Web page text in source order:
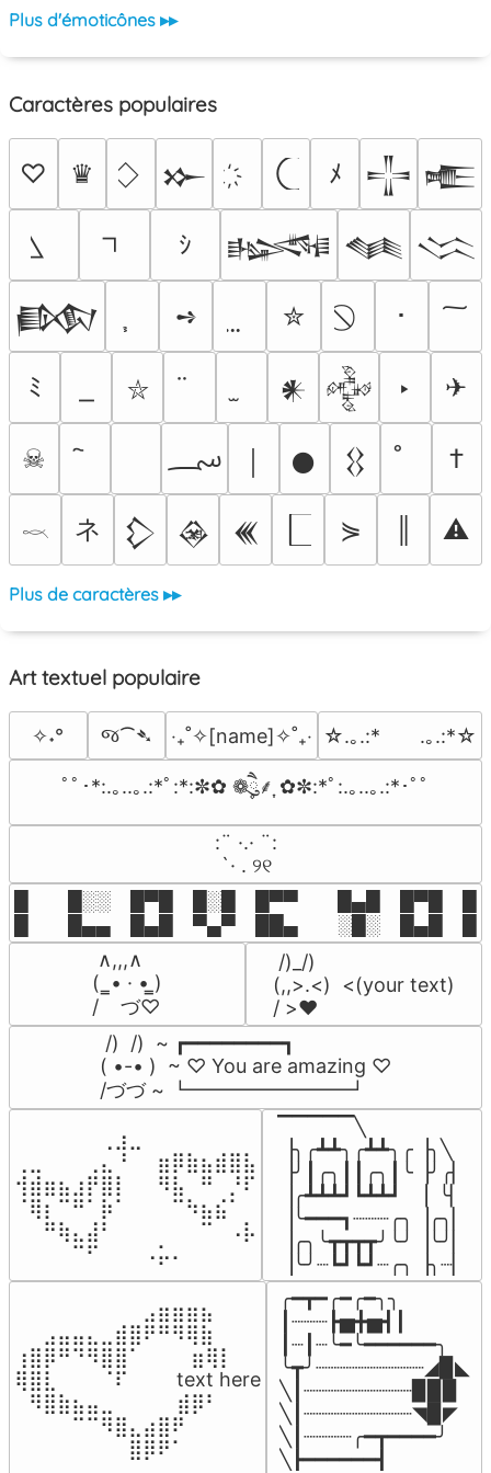
Plus d'émoticônes ▸▸
Caractères populaires
♡ ♛ 𒁍 ﾒ 𒋲 𒍫
ｼ 𒈙 𒈝 𒈱
𒁃 ➺ ✮ ･
ﾐ ⛥ 𒀭 𒅒 ‣ ✈
☠ ؄ 𒊹 𒌐 †
𓎖 ネ 𒁷 𒊲 𒌍 ⋟ ⚠
Plus de caractères ▸▸
Art textuel populaire
✧˖° જ⁀➴ ‎‧₊˚✧[name]✧˚₊‧ ☆.｡.:*　　.｡.:*☆
ﾟﾟ･*:.｡..｡.:*ﾟ:*:✼✿ ❁ཻུ۪۪⸙͎ ✿✼:*ﾟ:.｡..｡.:*･ﾟﾟ
⠀:¨ ·.· ¨:⠀
⠀ `· . ୨୧⠀
█  █░░ █▀█ █░█ █▀▀  █▄█ █▀█
█  █▄▄ █▄█ ▀▄▀ ██▄  ░█░ █▄█
∧,,,∧
(  ̳• · • ̳)
/    づ♡
/)_/)
(,,>.<)  <(your text)
/ >❤️
/)  /)  ~ ┏━━━━━━━━┓
( •-• )  ~ ♡ You are amazing ♡
/づづ ~ ┗━━━━━━━━┛
⠀⠀⠀⠀⠀⠀⢀⣰⣀⠀⠀⠀⠀⠀⠀⠀⠀
⢀⣀⠀⠀⠀⢀⣄⠘⠀⠀⣶⡿⣷⣦⣾⣿⣧
⢺⣾⣶⣦⣰⡟⣿⡇⠀⠀⠻⣧⠀⠛⠀⡘⠏
⠈⢿⡆⠉⠛⠁⡷⠁⠀⠀⠀⠉⠳⣦⣮⠁⠀
⠀⠀⠛⢷⣄⣼⠃⠀⠀⠀⠀⠀⠀⠉⠀⠠⡧
⠀⠀⠀⠀⠉⠋⠀⠀⠀⠠⡥⠄⠀⠀⠀⠀⠀
▔▔▔▔▔╲
▕╮╭┻┻╮╭┻┻╮╭▕╮╲
▕╯┃╭╮┃┃╭╮┃╰▕╯╭▏
▕╭┻┻┻┛┗┻┻┛  ▕  ╰▏
▕╰━━━┓┈┈┈╭╮▕╭╮▏
▕╭╮╰┳┳┳┳╯╰╯▕╰╯▏
▕╰╯┈┗┛┗┛┈╭╮▕╮┈▏
⠀⠀⠀⠀⠀⠀⠀⠀⠀⣠⣶⣶⣶⣦⠀⠀
⠀⠀⣠⣤⣤⣄⣀⣾⣿⠟⠛⠻⢿⣷⠀
⢰⣿⡿⠛⠙⠻⣿⣿⠁⠀⠀ ⠀⣶⢿⡇
⢿⣿⣇⠀⠀⠀⠈⠏⠀⠀⠀ text here
⠀⠻⣿⣷⣦⣤⣀⠀⠀⠀ ⠀⣾⡿⠃⠀
⠀⠀⠀⠀⠉⠉⠻⣿⣄⣴⣿⠟⠀⠀⠀
⠀⠀⠀⠀⠀⠀⠀⠀⣿⡿⠟⠁⠀⠀⠀
╭━┳━╭━╭━╮╮
┃┈┈┈┣▅╋▅┫┃
┃┈┃┈╰━╰━━━━━━╮
╰┳╯┈┈┈┈┈┈┈┈┈◢▉◣
╲┃┈┈┈┈┈┈┈┈┈▉▉▉
╲┃┈┈┈┈┈┈┈┈┈◥▉◤
╲┃┈┈┈┈╭━┳━━━━╯
╲┣━━━━━━┫﻿